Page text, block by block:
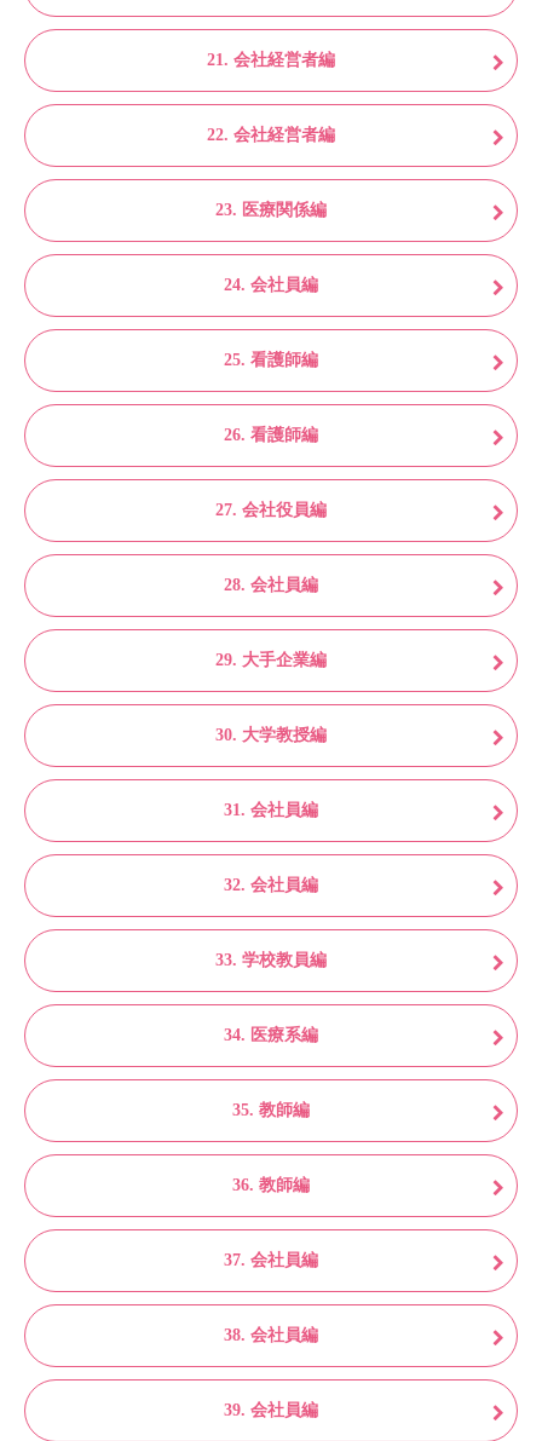
21. 会社経営者編
22. 会社経営者編
23. 医療関係編
24. 会社員編
25. 看護師編
26. 看護師編
27. 会社役員編
28. 会社員編
29. 大手企業編
30. 大学教授編
31. 会社員編
32. 会社員編
33. 学校教員編
34. 医療系編
35. 教師編
36. 教師編
37. 会社員編
38. 会社員編
39. 会社員編